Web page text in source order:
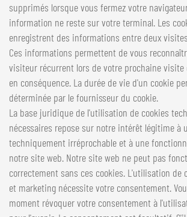
supprimés lorsque vous fermez votre
information ne reste sur votre terminal. Les
enregistrent des informations entre deux
Ces informations permettent de vous
visiteur récurrent lors de votre prochaine visite
en conséquence. La durée de vie d'un cookie
déterminée par le fournisseur du cookie.
La base juridique de l'utilisation de cookies
nécessaires repose sur notre intérêt légitime à
techniquement irréprochable et à une
notre site web. Notre site web ne peut pas
correctement sans ces cookies. L'utilisation de
et marketing nécessite votre consentement.
moment révoquer votre consentement à